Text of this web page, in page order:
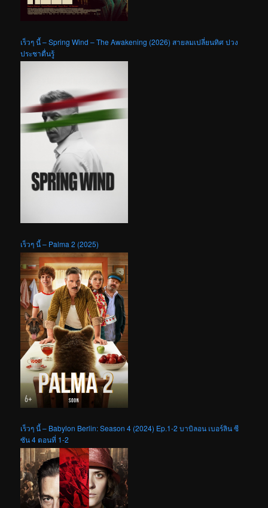
เร็วๆ นี้ – Spring Wind – The Awakening (2026) สายลมเปลี่ยนทิศ ปวง
ประชาตื่นรู้
เร็วๆ นี้ – Palma 2 (2025)
เร็วๆ นี้ – Babylon Berlin: Season 4 (2024) Ep.1-2 บาบิลอน เบอร์ลิน ซี
ซัน 4 ตอนที่ 1-2